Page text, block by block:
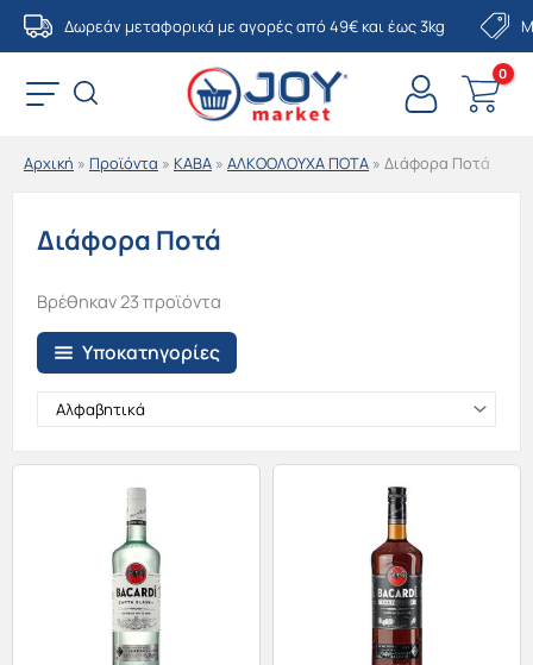
Μετάβαση
στο
περιεχόμενο
Δωρεάν μεταφορικά με αγορές από 49€ και έως 3kg
Αρχική » Προϊόντα » ΚΑΒΑ » ΑΛΚΟΟΛΟΥΧΑ ΠΟΤΑ » Διάφορα Ποτά
Διάφορα Ποτά
Υποκατηγορίες
Βρέθηκαν 23 προϊόντα